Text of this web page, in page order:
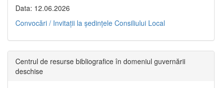
Data: 12.06.2026
Convocări / Invitaţii la şedinţele Consiliului Local
Centrul de resurse bibliografice în domeniul guvernării
deschise